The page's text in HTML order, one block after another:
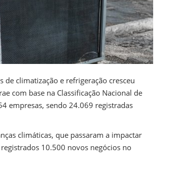
climatização e refrigeração cresceu
com base na Classificação Nacional de
empresas, sendo 24.069 registradas
climáticas, que passaram a impactar
10.500 novos negócios no